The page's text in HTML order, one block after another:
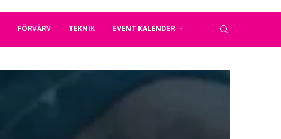
FÖRVÄRV TEKNIK EVENT KALENDER